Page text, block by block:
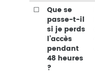
☐
Que se
passe-t-il
si je perds
l’accès
pendant
48 heures
?